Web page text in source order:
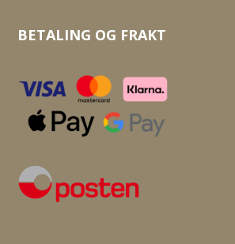
BETALING OG FRAKT